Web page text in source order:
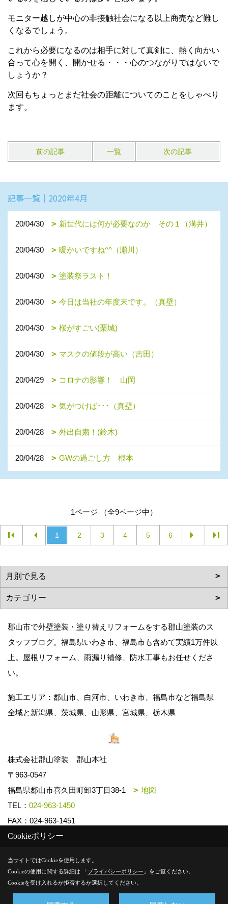
モニター越しが中心の非接触社会になる以上商売など難し
くなるでしょう。
これから必要になるのは相手に対して真剣に、熱く向かい
合って心を開く、開かせる・・・心のつながりではないで
しょうか？
次回もちょっとまだ社会の距離についてのことをしゃべり
ます。
前の記事 一覧 次の記事
記事一覧｜2020年4月
20/04/30 新世代には何が必要なのか その１（溝井）
20/04/30 暖かいですね^^（瀬川）
20/04/30 塗装祭ラスト！
20/04/30 今日は当社の年度末です。（真壁）
20/04/30 桜がすごい(栗城)
20/04/30 マスクの値段が高い（吉田）
20/04/29 コロナの影響！ 山岡
20/04/28 気がつけば･･･（真壁）
20/04/28 外出自粛！(鈴木)
20/04/28 GWの過ごし方 根本
1ページ （全9ページ中）
1 2 3 4 5 6
郡山市で外壁塗装・塗り替えリフォームをする郡山塗装のス
タッフブログ。福島県いわき市、福島市も含めて実績1万件以
上。屋根リフォーム、雨漏り補修、防水工事もお任せくださ
い。
施工エリア：郡山市、白河市、いわき市、福島市など福島県
全域と新潟県、茨城県、山形県、宮城県、栃木県
株式会社郡山塗装 郡山本社
〒963-0547
福島県郡山市喜久田町卸3丁目38-1
地図
TEL： 024-963-1450
FAX：024-963-1451
Copyright (c) k-toso. All Rights Reserved.
Produced byゴデスクリエイト
Cookieポリシー
当サイトではCookieを使用します。
Cookieの使用に関する詳細は 「プライバシーポリシー 」をご覧ください。
Cookieを受け入れるか拒否するか選択してください。